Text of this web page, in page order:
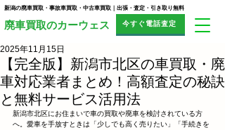
今すぐ電話査定
​廃車買取のカーウェス
新潟の廃車買取・事故車買取・中古車買取｜出張・査定・引き取り無料
【完全版】新潟市北区の車買取・廃
車対応業者まとめ！高額査定の秘訣
と無料サービス活用法
2025年11月15日
新潟市北区にお住まいで車の買取や廃車を検討されている方
へ。愛車を手放すときは「少しでも高く売りたい」「手続きを